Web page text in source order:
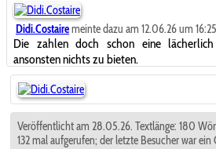
Didi.Costairemeinte dazu am 12.06.26 um
Die zahlen doch schon eine
ansonsten nichts zu bieten.
Veröffentlicht am 28.05.26. Textlänge: 180
132 mal aufgerufen; der letzte Besucher war